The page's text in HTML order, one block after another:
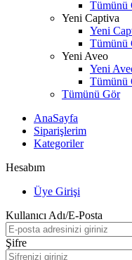
Tümünü
Yeni Captiva
Yeni
Tümünü
Yeni Aveo
Yeni
Tümünü
Tümünü Gör
AnaSayfa
Siparişlerim
Kategoriler
Hesabım
Üye Girişi
Kullanıcı Adı/E-Posta
Şifre